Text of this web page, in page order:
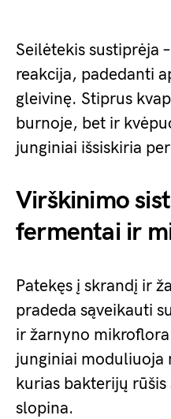
Seilėtekis sustiprėja
reakcija, padedanti
gleivinę. Stiprus
burnoje, bet ir
junginiai išsiskiria
Virškinimo
fermentai ir
Patekęs į skrandį ir
pradeda sąveikauti
ir žarnyno
junginiai moduliuoja
kurias bakterijų
slopina.